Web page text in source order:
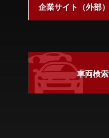
企業サイト（外部）
車両検索